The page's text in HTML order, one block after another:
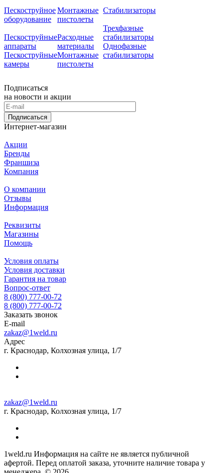
Пескоструйное
оборудование
Пескоструйные
аппараты
Пескоструйные
камеры
Монтажные
пистолеты
Расходные
материалы
Монтажные
пистолеты
Стабилизаторы
Трехфазные
стабилизаторы
Однофазные
стабилизаторы
Подписаться
на новости и акции
Подписаться
Интернет-магазин
Акции
Бренды
Франшиза
Компания
О компании
Отзывы
Информация
Реквизиты
Магазины
Помощь
Условия оплаты
Условия доставки
Гарантия на товар
Вопрос-ответ
8 (800) 777-00-72
8 (800) 777-00-72
Заказать звонок
E-mail
zakaz@1weld.ru
Адрес
г. Краснодар, Колхозная улица, 1/7
zakaz@1weld.ru
г. Краснодар, Колхозная улица, 1/7
1weld.ru Информация на сайте не является публичной
афертой. Перед оплатой заказа, уточните наличие товара у